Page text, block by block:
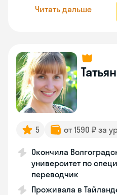
Читать дальше
5 от 1590 ₽ за
Окончила
университет по
переводчик
Проживала в